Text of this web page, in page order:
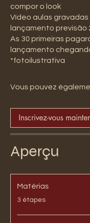
compor o look
Vídeo aulas
lançamento previsão
As 30 primeiras
lançamento
*fotoilustrativa
Vous pouvez
Inscrivez-vous
Aperçu
Matérias
.3 étapes